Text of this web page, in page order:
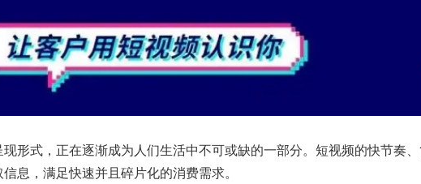
形式，正在逐渐成为人们生活中不可或缺的一部分。短视频的快节奏
息，满足快速并且碎片化的消费需求。